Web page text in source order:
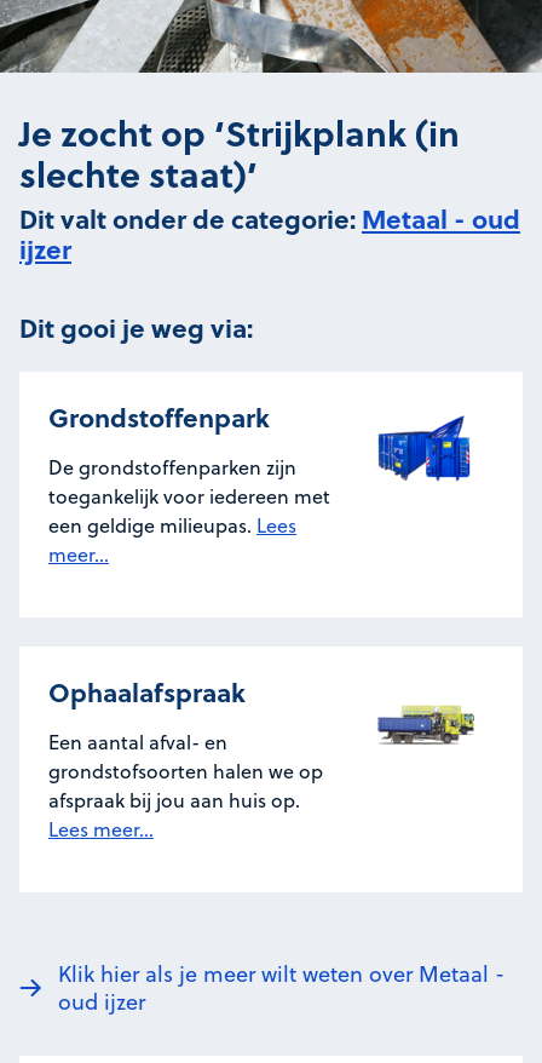
Je zocht op ‘Strijkplank (in
slechte staat)’
Dit valt onder de categorie:Metaal - oud
ijzer
Dit gooi je weg via:
Grondstoffenpark
De grondstoffenparken zijn
toegankelijk voor iedereen met
een geldige milieupas. Lees
meer...
Ophaalafspraak
Een aantal afval- en
grondstofsoorten halen we op
afspraak bij jou aan huis op.
Lees meer...
Klik hier als je meer wilt weten over Metaal -
oud ijzer